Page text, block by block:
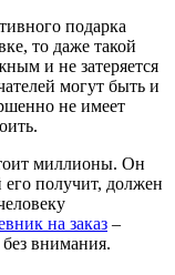
подарка
то даже такой
и не затеряется
могут быть и
не имеет
миллионы. Он
получит, должен
на заказ –
внимания.